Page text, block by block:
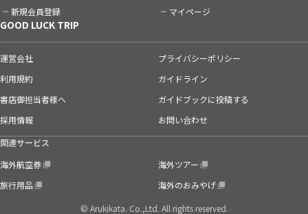
新規会員登録 マイページ
GOOD LUCK TRIP
運営会社
プライバシーポリシー
利用規約
ガイドライン
書店御担当者様へ
ガイドブックに投稿する
採用情報
お問い合わせ
関連サービス
海外航空券
海外ツアー
旅行用品
海外のおみやげ
© Arukikata. Co.,Ltd. All rights reserved.